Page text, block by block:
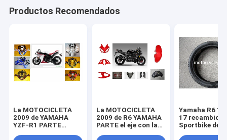
Productos Recomendados
La MOTOCICLETA
2009 de YAMAHA
YZF-R1 PARTE
La MOTOCICLETA
2009 de R6 YAMAHA
PARTE el eje con la
Yamaha R6
17 recambios
Sportbike de